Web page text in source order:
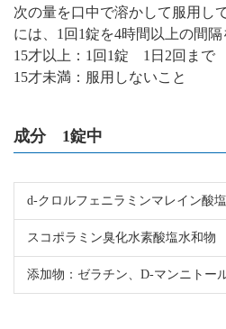
次の量を口中で溶かして服用し
には、1回1錠を4時間以上の間
15才以上：1回1錠 1日2回まで
15才未満：服用しないこと
成分 1錠中
d-クロルフェニラミンマレイン酸塩
スコポラミン臭化水素酸塩水和物
添加物：ゼラチン、D-マンニトー